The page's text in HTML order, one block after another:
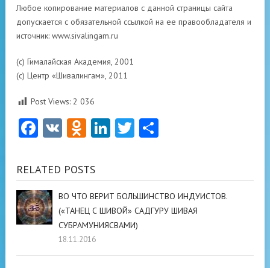
Любое копирование материалов с данной страницы сайта
допускается с обязательной ссылкой на ее правообладателя и
источник: www.sivalingam.ru
(с) Гималайская Академия, 2001
(с) Центр «Шивалингам», 2011
Post Views: 2 036
Facebook
VK Odnoklassniki
LinkedIn
Twitter
RELATED POSTS
ВО ЧТО ВЕРИТ БОЛЬШИНСТВО ИНДУИСТОВ.
(«ТАНЕЦ С ШИВОЙ» САДГУРУ ШИВАЯ
СУБРАМУНИЯСВАМИ)
18.11.2016